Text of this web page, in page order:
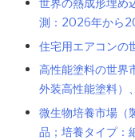
世界の熱成形埋め
測：2026年から
住宅用エアコン
高性能塗料の世界
外装高性能塗料）
微生物培養市場（
品；培養タイプ：